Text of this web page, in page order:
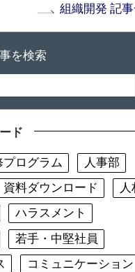
組織開発 記
を検索
ド
プログラム
人事部
資料ダウンロード
人
ハラスメント
若手・中堅社員
コミュニケーション